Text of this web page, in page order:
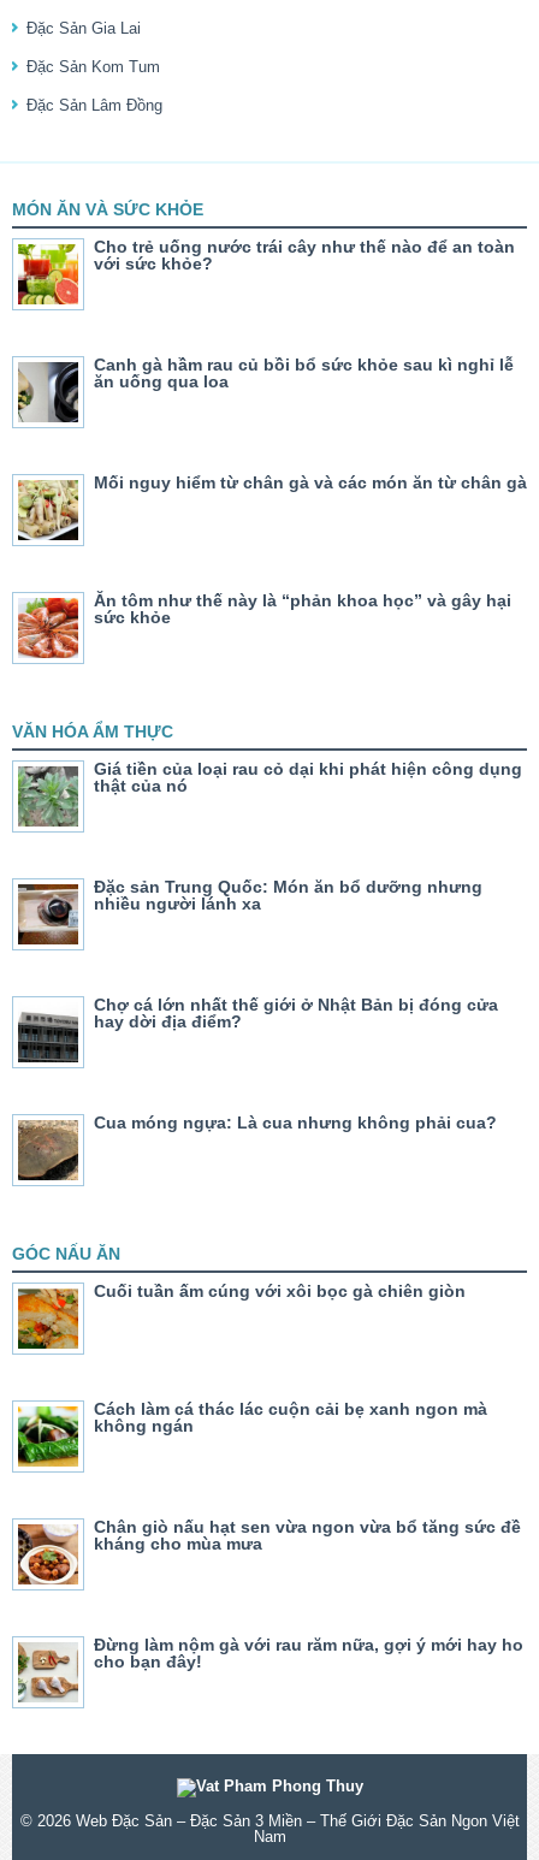
Đặc Sản Gia Lai
Đặc Sản Kom Tum
Đặc Sản Lâm Đồng
MÓN ĂN VÀ SỨC KHỎE
Cho trẻ uống nước trái cây như thế nào để an toàn
với sức khỏe?
Canh gà hầm rau củ bồi bổ sức khỏe sau kì nghỉ lễ
ăn uống qua loa
Mối nguy hiểm từ chân gà và các món ăn từ chân gà
Ăn tôm như thế này là “phản khoa học” và gây hại
sức khỏe
VĂN HÓA ẨM THỰC
Giá tiền của loại rau cỏ dại khi phát hiện công dụng
thật của nó
Đặc sản Trung Quốc: Món ăn bổ dưỡng nhưng
nhiều người lánh xa
Chợ cá lớn nhất thế giới ở Nhật Bản bị đóng cửa
hay dời địa điểm?
Cua móng ngựa: Là cua nhưng không phải cua?
GÓC NẤU ĂN
Cuối tuần ấm cúng với xôi bọc gà chiên giòn
Cách làm cá thác lác cuộn cải bẹ xanh ngon mà
không ngán
Chân giò nấu hạt sen vừa ngon vừa bổ tăng sức đề
kháng cho mùa mưa
Đừng làm nộm gà với rau răm nữa, gợi ý mới hay ho
cho bạn đây!
© 2026 Web Đặc Sản – Đặc Sản 3 Miền – Thế Giới Đặc Sản Ngon Việt
Nam